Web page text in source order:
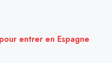
entrer en Espagne